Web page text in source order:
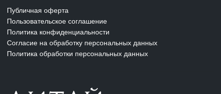
Публичная оферта
Пользовательское соглашение
Политика конфиденциальности
Согласие на обработку персональных данных
Политика обработки персональных данных